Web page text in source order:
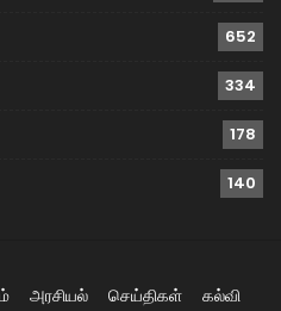
652
334
178
140
அரசியல் செய்திகள்
கல்வி